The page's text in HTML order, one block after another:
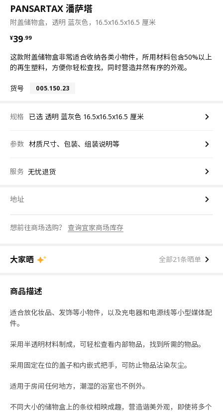
PANSARTAX 潘萨塔
附盖储物盒，透明 蓝灰色，16.5x16.5x16.5 厘米
¥39.99
¥ 39.99
这款附盖储物盒非常适合收纳各类小物件，所用材料包含50%以上
的再生塑料，方便你轻松查找，同时营造井然有序的外观。
货号 005.150.23
规格 已选 透明 蓝灰色 16.5x16.5x16.5 厘米
参数 材质尺寸、包装、组装说明等
服务 无忧退货
地址
想前往商场选购？ 查询宜家商场库存
大家晒 全部21条晒单
商品描述
适合放化妆品、发饰等小物件，以及充电器和电源线等小型媒体配
件。
采用半透明材料制成，可轻松查看内部物品，找到所需的物品。
采用固定在位的盖子和内嵌式把手，可防止物品沾染灰尘。
适用于房间任何地方，潮湿的浴室也不例外。
不同大小的储物盒上的条纹相映成趣，营造谐美外观，即使将多个